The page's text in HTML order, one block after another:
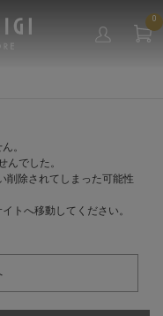
0
。
んでした。
削除されてしまった可能性
トへ移動してください。